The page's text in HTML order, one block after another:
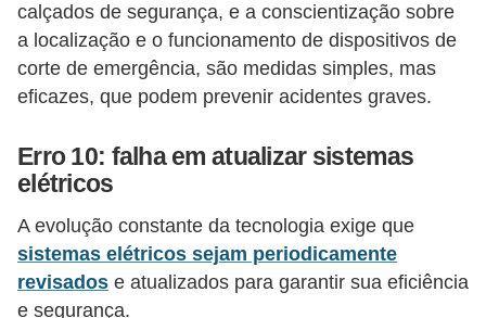
calçados de segurança, e a conscientização sobre
a localização e o funcionamento de dispositivos de
corte de emergência, são medidas simples, mas
eficazes, que podem prevenir acidentes graves.
Erro 10: falha em atualizar sistemas
elétricos
A evolução constante da tecnologia exige que
sistemas elétricos sejam periodicamente
revisados e atualizados para garantir sua eficiência
e segurança.